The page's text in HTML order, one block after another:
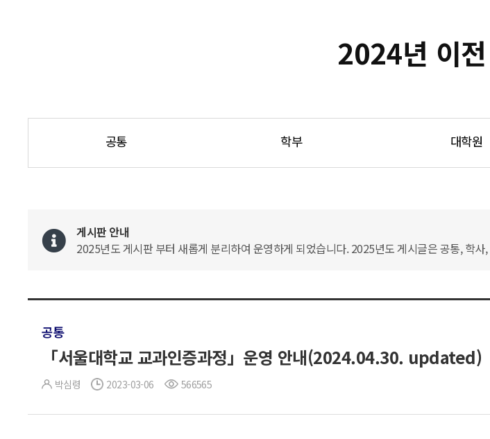
2024년 이
공통 학부 대학원
게시판 안내
2025년도 게시판 부터 새롭게 분리하여 운영하게 되었습니다. 2025년도 게시글은 공통, 학
공통
「서울대학교 교과인증과정」운영 안내(2024.04.30. updated)
박심령 2023-03-06 566565